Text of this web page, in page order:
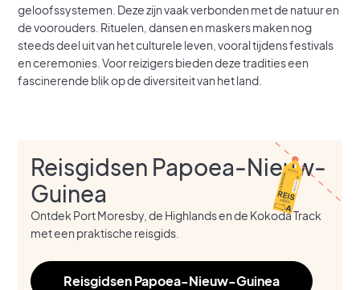
geloofssystemen. Deze zijn vaak verbonden met de natuur en
de voorouders. Rituelen, dansen en maskers maken nog
steeds deel uit van het culturele leven, vooral tijdens festivals
en ceremonies. Voor reizigers bieden deze tradities een
fascinerende blik op de diversiteit van het land.
Reisgidsen Papoea-Nieuw-
Guinea
Ontdek Port Moresby, de Highlands en de Kokoda Track
met een praktische reisgids.
Reisgidsen Papoea-Nieuw-Guinea